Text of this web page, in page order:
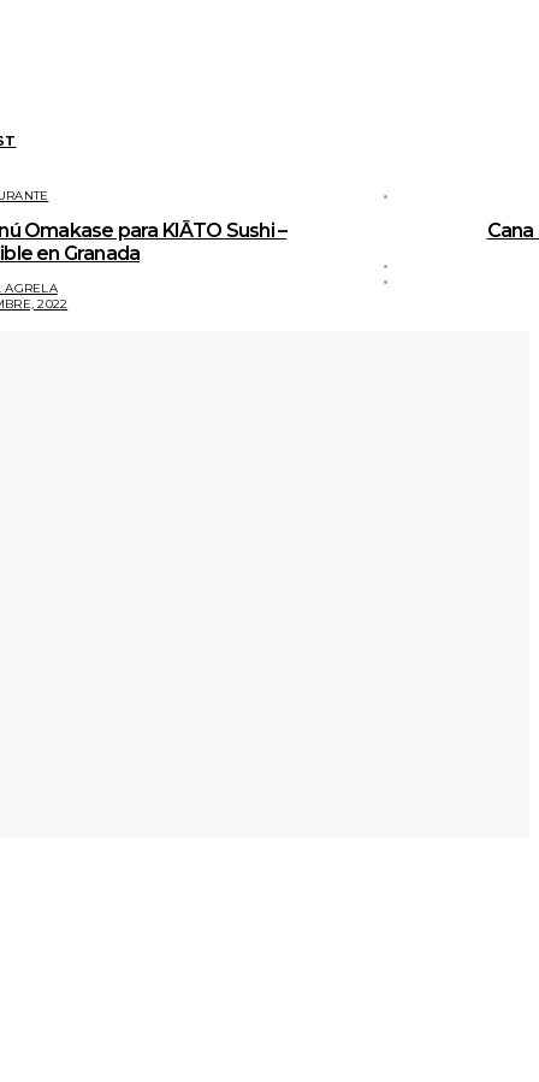
Omakase para KIĀTO Sushi –
en Granada
AGRELA
2022